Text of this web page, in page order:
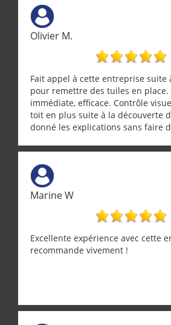
Olivier M.
Fait appel à cette entreprise suite
pour remettre des tuiles en
immédiate, efficace. Contrôle
toit en plus suite à la découverte
donné les explications sans faire
Marine W
Excellente expérience avec cette
recommande vivement !